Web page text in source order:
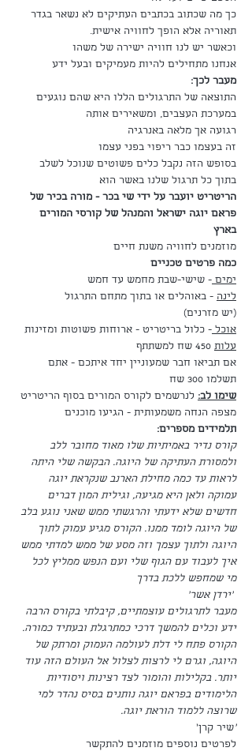
כך מה שכתוב בכתבים העתיקים לא נשאר בגדר
תאוריה אלא הופך לחוויה אישית.
וכאשר יש לנו חוויה ישירה של משהו
אנחנו מתחילים להיות מעמיקים ובעל ידע
מעבר לכך:
התוצאה של התרגולים הללו היא שהם נוגעים
במערכת העצבים, ומשאירים אותה
רגועה אך מלאה באנרגיה
זה בעצמו כבר ריפוי בפני עצמו
בסופש הזה נקבל כלים פשוטים שנוכל לשלב
בתוך כל תרגול שלנו באשר הוא
הריטריט יועבר על ידי שי בכר - מורה בכיר של
פראם יוגה ישראל והמנהל של קורסי המורים
בארץ
מוזמנים לחוויה משנת חיים
כמה פרטים טכניים
ימים - שישי-שבת מחמש עד חמש
לינה - באוהלים או בתוך מתחם התרגול
(יש מזרנים)
אוכל - כלול בריטריט - ארוחות פשוטות ומזינות
עלות
אם תביאו חבר שמעוניין יחד איתכם - אתם
תשלמו 300 שח
שימו לב: לנרשמים לקורס המורים בסוף הריטריט
מצפה הנחה משמעותית - הגיעו מוכנים
תלמידים מספרים:
קורס נדיר באמיתיות שלו מאוד מחובר ללב
ולמסורת העתיקה של היוגה. הבקשה שלי היתה
לראות עד כמה מחילת הארנב שנקראת יוגה
עמוקה ולאן היא מגיעה, וגילית המון דברים
חדשים שלא ידעתי והרגשתי ממש שאני נוגע בלב
של היוגה לומד ממנו. הקורס מגיע עמוק לתוך
היוגה ולתוך עצמך וזה מסע של ממש למדתי ממש
איך לעבוד עם הגוף שלי ועם הנפש ממליץ לכל
מי שמחפש ללכת בדרך
'ירדן אשר'
מעבר לתרגולים עוצמתיים, קיבלתי בקורס הרבה
ידע וכלים להמשך דרכי כמתרגלת ובעתיד כמורה.
הקורס פתח לי דלת לעולמה העמוק ומרתק של
היוגה, וגרם לי לרצות לצלול אל העולם הזה עוד
יותר. בקלילות והומור לצד רצינות ויסודיות
הלימודים בפראם יוגה נותנים בסיס נהדר למי
שרוצה ללמוד הוראת יוגה.
'שיר קרן'
לפרטים נוספים מוזמנים להתקשר